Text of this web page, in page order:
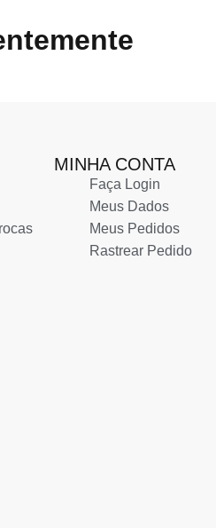
MINHA CONTA
Faça Login
Meus Dados
Meus Pedidos
Rastrear Pedido